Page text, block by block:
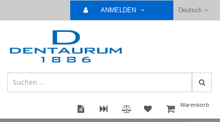
Deutsch
ANMELDEN
Warenkorb